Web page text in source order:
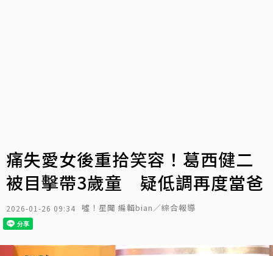
痛失愛女後重拾笑容！葛西健二
被目擊帶3歲童 疑低調再度當爸
2026-01-26 09:34 噓！星聞 編輯bian／綜合報導